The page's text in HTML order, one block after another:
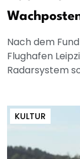
Nach dem
Flughafen
Radarsystem
KULTUR